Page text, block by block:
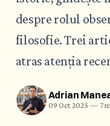
despre rolul
filosofie. Trei
atras atenția
Adrian
09 Oct 2025 —7